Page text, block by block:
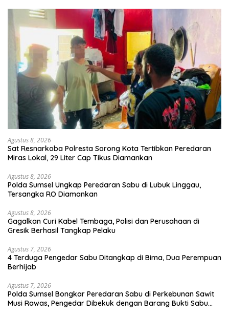
Agustus 8, 2026
Sat Resnarkoba Polresta Sorong Kota Tertibkan Peredaran
Miras Lokal, 29 Liter Cap Tikus Diamankan
Agustus 8, 2026
Polda Sumsel Ungkap Peredaran Sabu di Lubuk Linggau,
Tersangka RO Diamankan
Agustus 8, 2026
Gagalkan Curi Kabel Tembaga, Polisi dan Perusahaan di
Gresik Berhasil Tangkap Pelaku
Agustus 7, 2026
4 Terduga Pengedar Sabu Ditangkap di Bima, Dua Perempuan
Berhijab
Agustus 7, 2026
Polda Sumsel Bongkar Peredaran Sabu di Perkebunan Sawit
Musi Rawas, Pengedar Dibekuk dengan Barang Bukti Sabu